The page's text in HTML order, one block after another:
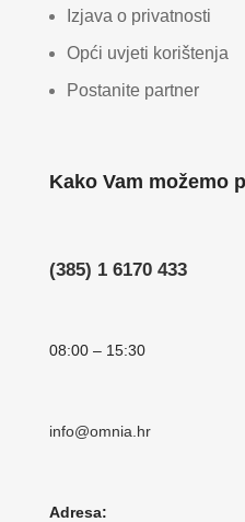
Izjava o privatnosti
Opći uvjeti korištenja
Postanite partner
Kako Vam možemo
(385) 1 6170 433
08:00 – 15:30
info@omnia.hr
Adresa: